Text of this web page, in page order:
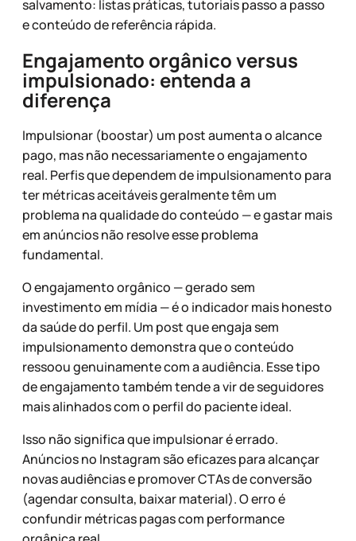
salvamento: listas práticas, tutoriais passo a passo
e conteúdo de referência rápida.
Engajamento orgânico versus
impulsionado: entenda a
diferença
Impulsionar (boostar) um post aumenta o alcance
pago, mas não necessariamente o engajamento
real. Perfis que dependem de impulsionamento para
ter métricas aceitáveis geralmente têm um
problema na qualidade do conteúdo — e gastar mais
em anúncios não resolve esse problema
fundamental.
O engajamento orgânico — gerado sem
investimento em mídia — é o indicador mais honesto
da saúde do perfil. Um post que engaja sem
impulsionamento demonstra que o conteúdo
ressoou genuinamente com a audiência. Esse tipo
de engajamento também tende a vir de seguidores
mais alinhados com o perfil do paciente ideal.
Isso não significa que impulsionar é errado.
Anúncios no Instagram são eficazes para alcançar
novas audiências e promover CTAs de conversão
(agendar consulta, baixar material). O erro é
confundir métricas pagas com performance